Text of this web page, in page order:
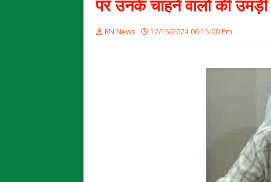
पर उनके चाहने वालों की
RN News 12/15/2024 06:15:00 Pm